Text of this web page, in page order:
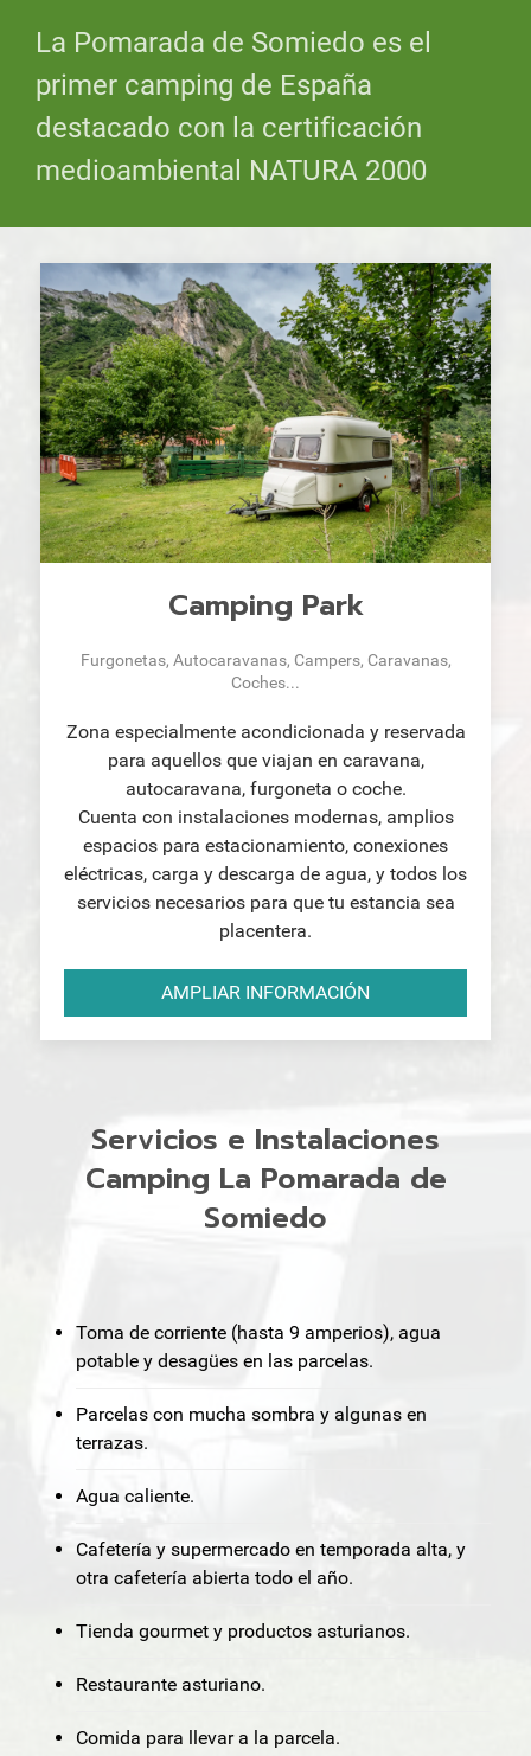
La Pomarada de Somiedo es el
primer camping de España
destacado con la certificación
medioambiental NATURA 2000
Camping Park
Furgonetas, Autocaravanas, Campers, Caravanas,
Coches...
Zona especialmente acondicionada y reservada
para aquellos que viajan en caravana,
autocaravana, furgoneta o coche.
Cuenta con instalaciones modernas, amplios
espacios para estacionamiento, conexiones
eléctricas, carga y descarga de agua, y todos los
servicios necesarios para que tu estancia sea
placentera.
AMPLIAR INFORMACIÓN
Servicios e Instalaciones
Camping La Pomarada de
Somiedo
Toma de corriente (hasta 9 amperios), agua
potable y desagües en las parcelas.
Parcelas con mucha sombra y algunas en
terrazas.
Agua caliente.
Cafetería y supermercado en temporada alta, y
otra cafetería abierta todo el año.
Tienda gourmet y productos asturianos.
Restaurante asturiano.
Comida para llevar a la parcela.